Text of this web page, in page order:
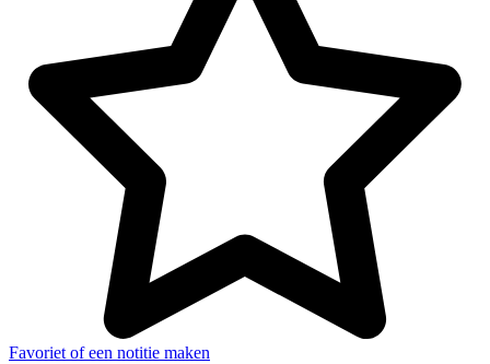
Favoriet of een notitie maken